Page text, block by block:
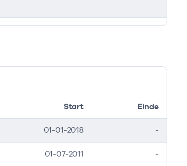
Start Einde
01-01-2018 -
01-07-2011 -